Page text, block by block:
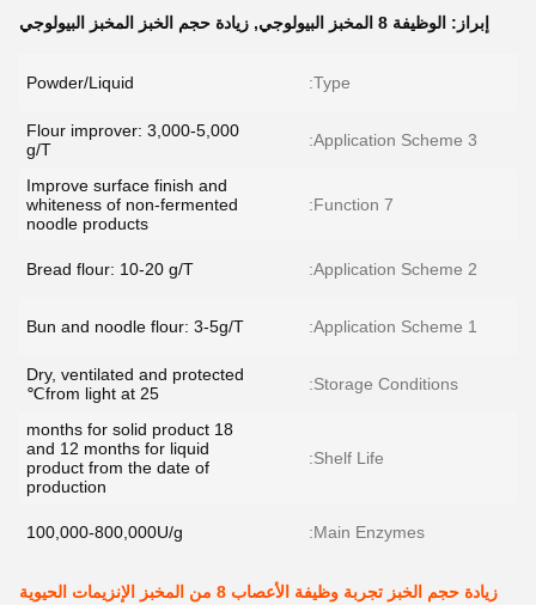
إبراز: الوظيفة 8 المخبز البيولوجي , زيادة حجم الخبز المخبز البيولوجي
Type:
Powder/Liquid
Application Scheme 3:
Flour improver: 3,000-5,000
g/T
Function 7:
Improve surface finish and
whiteness of non-fermented
noodle products
Application Scheme 2:
Bread flour: 10-20 g/T
Application Scheme 1:
Bun and noodle flour: 3-5g/T
Storage Conditions:
Dry, ventilated and protected
from light at 25℃
Shelf Life:
18 months for solid product
and 12 months for liquid
product from the date of
production
Main Enzymes:
100,000-800,000U/g
زيادة حجم الخبز تجربة وظيفة الأعصاب 8 من المخبز الإنزيمات الحيوية